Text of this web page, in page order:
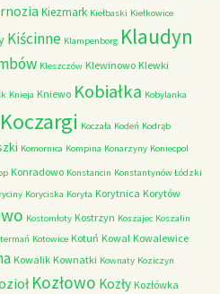
Kiezmark Kiełbaski Kiełkowice
Kiścinne Klampenborg Klaudyn
Kleszczów Klewinowo Klewki
Knieja Kniewo Kobiałka Kobylanka
Koczargi Koczała Kodeń Kodrąb
Komornica Kompina Konarzyny Koniecpol
Konradowo Konstancin Konstantynów Łódzki
Koryciska Koryta Korytnica Korytów
Kostomłoty Kostrzyn Koszajec Koszalin
Kotowice Kotuń Kowal Kowalewice
Kowalik Kownatki Kownaty Koziczyn
Kozłowo Kozły Kozłówka